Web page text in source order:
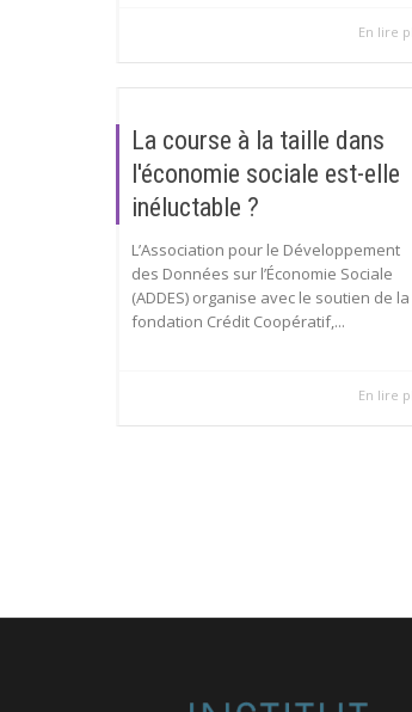
En lire
La course à la taille dans
l'économie sociale est-elle
inéluctable ?
L’Association pour le Développement
des Données sur l’Économie Sociale
(ADDES) organise avec le soutien de la
fondation Crédit Coopératif,...
En lire